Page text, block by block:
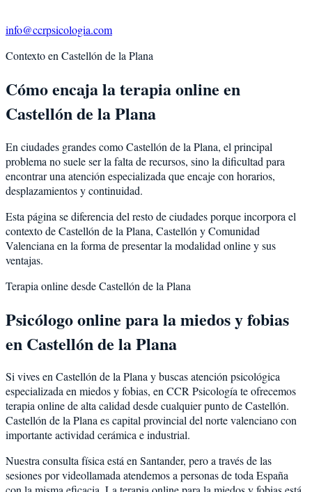
info@ccrpsicologia.com
Contexto en Castellón de la Plana
Cómo encaja la terapia online en
Castellón de la Plana
En ciudades grandes como Castellón de la Plana, el principal
problema no suele ser la falta de recursos, sino la dificultad para
encontrar una atención especializada que encaje con horarios,
desplazamientos y continuidad.
Esta página se diferencia del resto de ciudades porque incorpora el
contexto deCastellón de la Plana, Castellón yComunidad
Valenciana en la forma de presentar la modalidad online y sus
ventajas.
Terapia online desdeCastellón de la Plana
Psicólogo online para lamiedos y fobias
en Castellón de la Plana
Si vives enCastellón de la Planay buscas atención psicológica
especializada enmiedos y fobias, en CCR Psicología te ofrecemos
terapia online de alta calidad desde cualquier punto deCastellón.
Castellón de la Planaescapital provincial del norte valenciano con
importante actividad cerámica e industrial.
Nuestra consulta física está en Santander, pero a través de las
sesiones por videollamada atendemos a personas de toda España